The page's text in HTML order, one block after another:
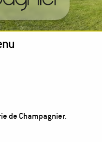
de Champagnier.